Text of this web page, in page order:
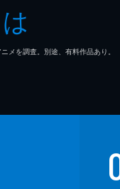
を調査。別途、有料作品あり。